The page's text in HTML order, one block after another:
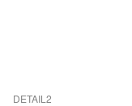
DETAIL2